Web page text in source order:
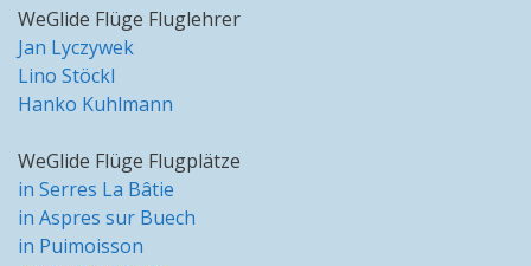
WeGlide Flüge Fluglehrer
Jan Lyczywek
Lino Stöckl
Hanko Kuhlmann
WeGlide Flüge Flugplätze
in Serres La Bâtie
in Aspres sur Buech
in Puimoisson